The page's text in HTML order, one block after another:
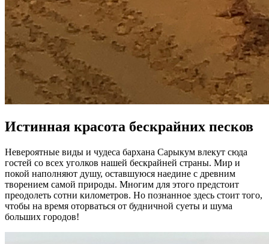
Истинная красота бескрайних песков
Невероятные виды и чудеса бархана Сарыкум влекут сюда
гостей со всех уголков нашей бескрайней страны. Мир и
покой наполняют душу, оставшуюся наедине с древним
творением самой природы. Многим для этого предстоит
преодолеть сотни километров. Но познанное здесь стоит того,
чтобы на время оторваться от будничной суеты и шума
больших городов!